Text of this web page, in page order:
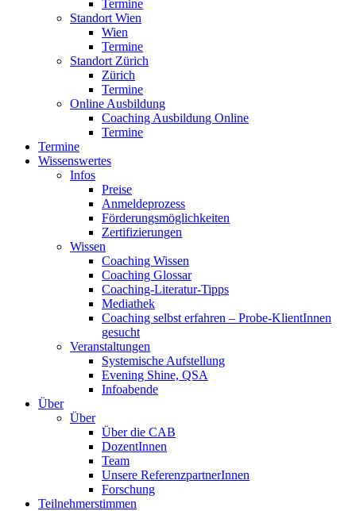
Termine
Standort Wien
Wien
Termine
Standort Zürich
Zürich
Termine
Online Ausbildung
Coaching Ausbildung Online
Termine
Termine
Wissenswertes
Infos
Preise
Anmeldeprozess
Förderungsmöglichkeiten
Zertifizierungen
Wissen
Coaching Wissen
Coaching Glossar
Coaching-Literatur-Tipps
Mediathek
Coaching selbst erfahren – Probe-KlientInnen
gesucht
Veranstaltungen
Systemische Aufstellung
Evening Shine, QSA
Infoabende
Über
Über
Über die CAB
DozentInnen
Team
Unsere ReferenzpartnerInnen
Forschung
Teilnehmerstimmen